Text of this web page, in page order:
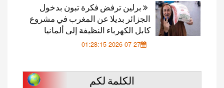
برلين ترفض فكرة تبون بدخول
الجزائر بديلا عن المغرب في مشروع
كابل الكهرباء النظيفة إلى ألمانيا
2026-07-27 01:28:15
الكلمة لكم